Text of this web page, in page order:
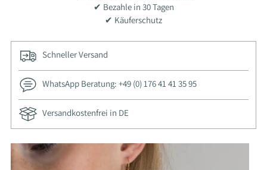
✔ Bezahle in 30 Tagen
✔ Käuferschutz
Schneller Versand
WhatsApp Beratung: +49 (0) 176 41 41 35 95
Versandkostenfrei in DE
Adding
product